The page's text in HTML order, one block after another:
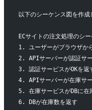
以下のシーケンス図を作成
ECサイトの注文処理のシ
1. ユーザーがブラウザか
2. APIサーバーが認証サ
3. 認証サービスがOKを返
4. APIサーバーが在庫サ
5. 在庫サービスがDBに在
6. DBが在庫数を返す